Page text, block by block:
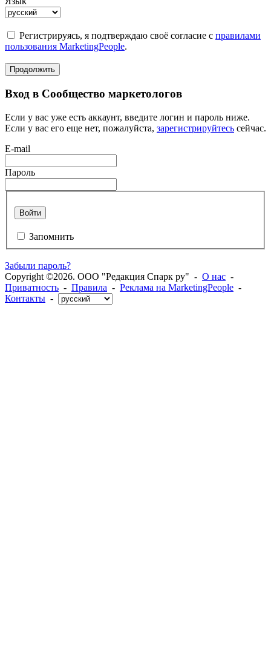
Регистрируясь, я подтверждаю своё согласие с правилами
пользования MarketingPeople.
Продолжить
Вход в Сообщество маркетологов
Если у вас уже есть аккаунт, введите логин и пароль ниже.
Если у вас его еще нет, пожалуйста, зарегистрируйтесь сейчас.
E-mail
Пароль
Войти
Запомнить
Забыли пароль?
Copyright ©2026. ООО "Редакция Спарк ру" - О нас -
Приватность - Правила - Реклама на MarketingPeople -
Контакты -